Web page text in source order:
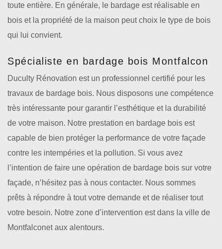
toute entière. En générale, le bardage est réalisable en
bois et la propriété de la maison peut choix le type de bois
qui lui convient.
Spécialiste en bardage bois Montfalcon
Duculty Rénovation est un professionnel certifié pour les
travaux de bardage bois. Nous disposons une compétence
très intéressante pour garantir l’esthétique et la durabilité
de votre maison. Notre prestation en bardage bois est
capable de bien protéger la performance de votre façade
contre les intempéries et la pollution. Si vous avez
l’intention de faire une opération de bardage bois sur votre
façade, n’hésitez pas à nous contacter. Nous sommes
prêts à répondre à tout votre demande et de réaliser tout
votre besoin. Notre zone d’intervention est dans la ville de
Montfalconet aux alentours.